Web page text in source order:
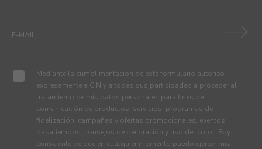
Mediante la cumplimentación de este formulario autorizo
expresamente a CIN y a todas sus participadas a proceder al
tratamiento de mis datos personales para fines de
comunicación de productos, servicios, programas de
fidelización, campañas y ofertas promocionales, eventos,
pasatiempos, consejos de decoración y uso del color. Soy
consciente de que en cualquier momento puedo ejercer mis